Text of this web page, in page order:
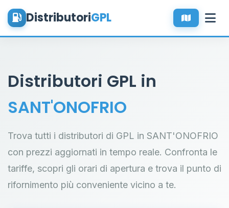
DistributoriGPL
Distributori GPL in
SANT'ONOFRIO
Trova tutti i distributori di GPL in SANT'ONOFRIO
con prezzi aggiornati in tempo reale. Confronta le
tariffe, scopri gli orari di apertura e trova il punto di
rifornimento più conveniente vicino a te.